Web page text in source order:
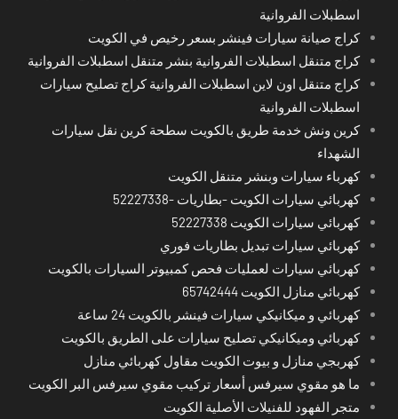
اسطبلات الفروانية
كراج صيانة سيارات فينشر بسعر رخيص في الكويت
كراج متنقل اسطبلات الفروانية بنشر متنقل اسطبلات الفروانية
كراج متنقل اون لاين اسطبلات الفروانية كراج تصليح سيارات
اسطبلات الفروانية
كرين ونش خدمة طريق بالكويت سطحة كرين نقل سيارات
الشهداء
كهرباء سيارات وبنشر متنقل الكويت
كهربائي سيارات الكويت -بطاريات -52227338
كهربائي سيارات الكويت 52227338
كهربائي سيارات تبديل بطاريات فوري
كهربائي سيارات لعمليات فحص كمبيوتر السيارات بالكويت
كهربائي منازل الكويت 65742444
كهربائي و ميكانيكي سيارات فينشر بالكويت 24 ساعة
كهربائي وميكانيكي تصليح سيارات على الطريق بالكويت
كهربجي منازل و بيوت الكويت مقاول كهربائي منازل
ما هو مقوي سيرفس أسعار تركيب مقوي سيرفس البر الكويت
متجر الفهود للفنيلات الأصلية الكويت